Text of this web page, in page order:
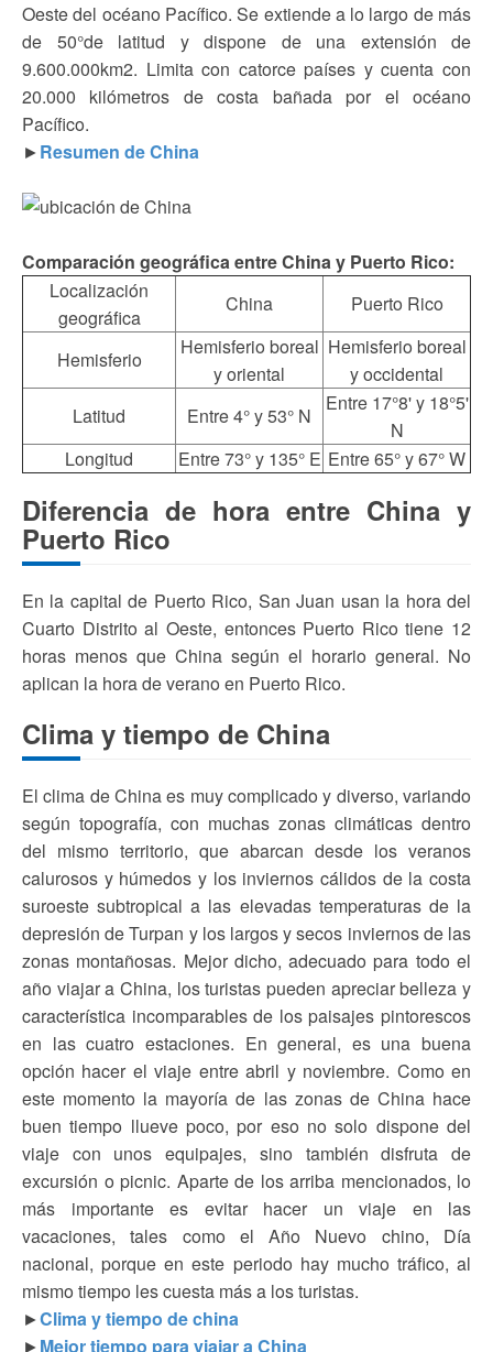
Oeste del océano Pacífico. Se extiende a lo largo de más
de 50°de latitud y dispone de una extensión de
9.600.000km2. Limita con catorce países y cuenta con
20.000 kilómetros de costa bañada por el océano
Pacífico.
►Resumen de China
Comparación geográfica entre China y Puerto Rico:
Localización
geográfica
China Puerto Rico
Hemisferio
Hemisferio boreal
y oriental
Hemisferio boreal
y occidental
Latitud
Entre 4° y 53° N
Entre 17°8' y 18°5'
N
Longitud
Entre 73° y 135° E Entre 65° y 67° W
Diferencia de hora entre China y
Puerto Rico
En la capital de Puerto Rico, San Juan usan la hora del
Cuarto Distrito al Oeste, entonces Puerto Rico tiene 12
horas menos que China según el horario general. No
aplican la hora de verano en Puerto Rico.
Clima y tiempo de China
El clima de China es muy complicado y diverso, variando
según topografía, con muchas zonas climáticas dentro
del mismo territorio, que abarcan desde los veranos
calurosos y húmedos y los inviernos cálidos de la costa
suroeste subtropical a las elevadas temperaturas de la
depresión de Turpan y los largos y secos inviernos de las
zonas montañosas. Mejor dicho, adecuado para todo el
año viajar a China, los turistas pueden apreciar belleza y
característica incomparables de los paisajes pintorescos
en las cuatro estaciones. En general, es una buena
opción hacer el viaje entre abril y noviembre. Como en
este momento la mayoría de las zonas de China hace
buen tiempo llueve poco, por eso no solo dispone del
viaje con unos equipajes, sino también disfruta de
excursión o picnic. Aparte de los arriba mencionados, lo
más importante es evitar hacer un viaje en las
vacaciones, tales como el Año Nuevo chino, Día
nacional, porque en este periodo hay mucho tráfico, al
mismo tiempo les cuesta más a los turistas.
►Clima y tiempo de china
►Mejor tiempo para viajar a China